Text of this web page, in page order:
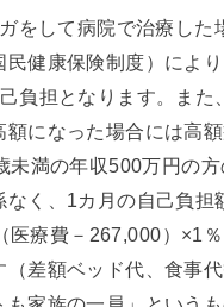
をして病院で治療した
民健康保険制度）によ
負担となります。また
額になった場合には高
未満の年収500万円の
なく、1カ月の自己負担
医療費－267,000）×1％
（差額ベッド代、食事代